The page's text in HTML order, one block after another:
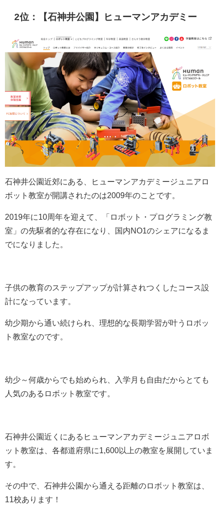
2位：【石神井公園】ヒューマンアカデミー
石神井公園近郊にある、ヒューマンアカデミージュニアロ
ボット教室が開講されたのは2009年のことです。
2019年に10周年を迎えて、「ロボット・プログラミング教
室」の先駆者的な存在になり、国内NO1のシェアになるま
でになりました。
子供の教育のステップアップが計算されつくしたコース設
計になっています。
幼少期から通い続けられ、理想的な長期学習が叶うロボッ
ト教室なのです。
幼少～何歳からでも始められ、入学月も自由だからとても
人気のあるロボット教室です。
石神井公園近くにあるヒューマンアカデミージュニアロボ
ット教室は、各都道府県に1,600以上の教室を展開していま
す。
その中で、石神井公園から通える距離のロボット教室は、
11校あります！